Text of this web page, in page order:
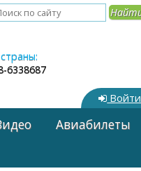
6338687
Войти
Авиабилеты